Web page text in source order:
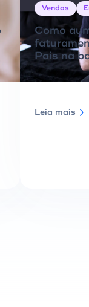
Vendas
Como
Pais na
Leia mais